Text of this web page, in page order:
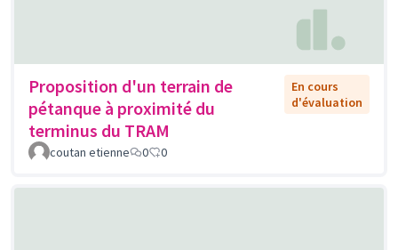
Proposition d'un terrain de
pétanque à proximité du
terminus du TRAM
En cours
d'évaluation
coutan etienne 0 0